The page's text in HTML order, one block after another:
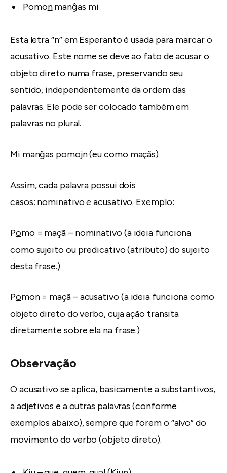
Pomonmanĝas mi
Esta letra “n” em Esperanto é usada para marcar o
acusativo. Este nome se deve ao fato de acusar o
objeto direto numa frase, preservando seu
sentido, independentemente da ordem das
palavras. Ele pode ser colocado também em
palavras no plural.
Mi manĝas pomojn(eu como maçãs)
Assim, cada palavra possui dois
casos: nominativoeacusativo. Exemplo:
Pomo = maçã – nominativo (a ideia funciona
como sujeito ou predicativo (atributo) do sujeito
desta frase.)
Pomon = maçã – acusativo (a ideia funciona como
objeto direto do verbo, cuja ação transita
diretamente sobre ela na frase.)
Observação
O acusativo se aplica, basicamente a substantivos,
a adjetivos e a outras palavras (conforme
exemplos abaixo), sempre que forem o “alvo” do
movimento do verbo (objeto direto).